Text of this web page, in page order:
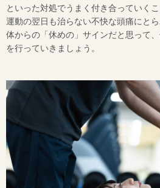
といった対処でうまく付き合っていくこ
運動の翌日も治らない不快な頭痛にとら
体からの「休めの」サインだと思って
を行っていきましょう。